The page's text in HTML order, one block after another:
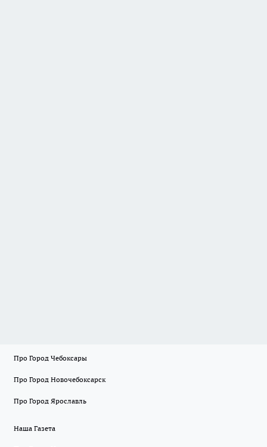
Про Город Чебоксары
Про Город Новочебоксарск
Про Город Ярославль
Наша Газета